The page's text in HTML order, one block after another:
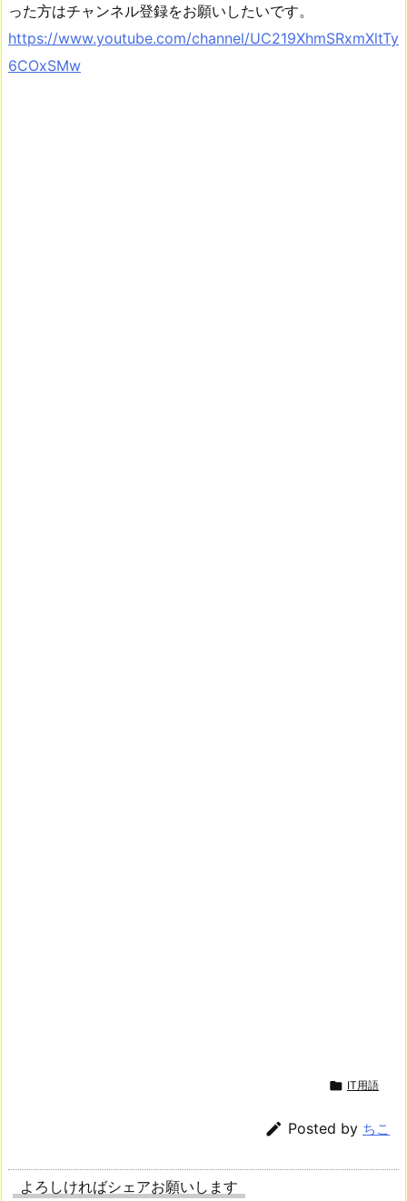
った方はチャンネル登録をお願いしたいです。
https://www.youtube.com/channel/UC219XhmSRxmXltTy
6COxSMw
 IT用語
 Posted by ちこ
よろしければシェアお願いします